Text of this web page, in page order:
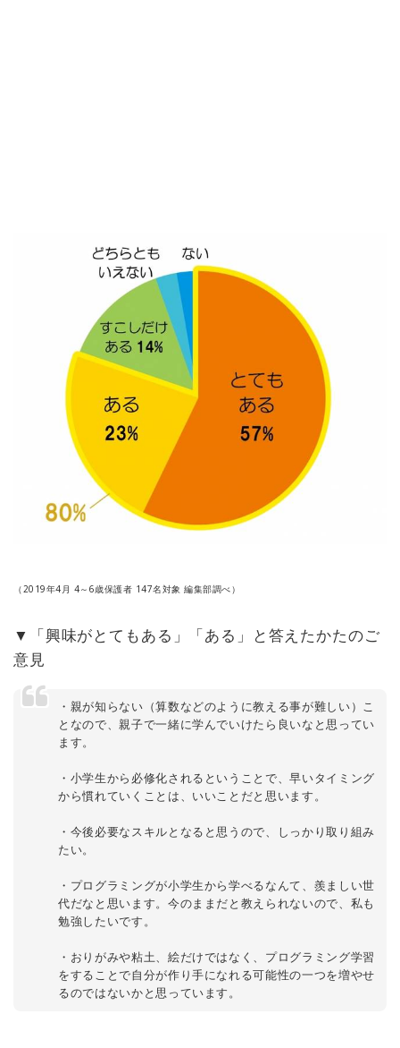
（2019年4月 4～6歳保護者 147名対象 編集部調べ）
▼「興味がとてもある」「ある」と答えたかたのご
意見
・親が知らない（算数などのように教える事が難しい）こ
となので、親子で一緒に学んでいけたら良いなと思ってい
ます。
・小学生から必修化されるということで、早いタイミング
から慣れていくことは、いいことだと思います。
・今後必要なスキルとなると思うので、しっかり取り組み
たい。
・プログラミングが小学生から学べるなんて、羨ましい世
代だなと思います。今のままだと教えられないので、私も
勉強したいです。
・おりがみや粘土、絵だけではなく、プログラミング学習
をすることで自分が作り手になれる可能性の一つを増やせ
るのではないかと思っています。